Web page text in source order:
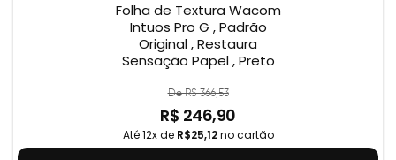
Folha de Textura Wacom
Intuos Pro G , Padrão
Original , Restaura
Sensação Papel , Preto
De R$ 366,53
R$ 246,90
Até 12x de R$25,12no cartão